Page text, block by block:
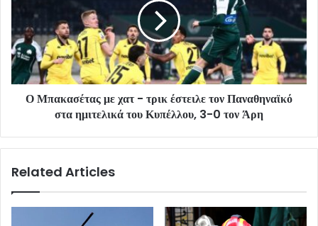
Ο Μπακασέτας με χατ - τρικ έστειλε τον Παναθηναϊκό
στα ημιτελικά του Κυπέλλου, 3-0 τον Άρη
Related Articles